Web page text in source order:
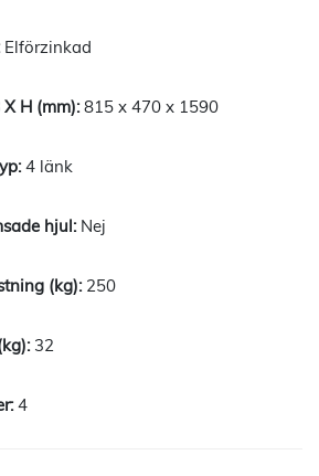
Elförzinkad
815 x 470 x 1590
4 länk
Nej
250
32
4